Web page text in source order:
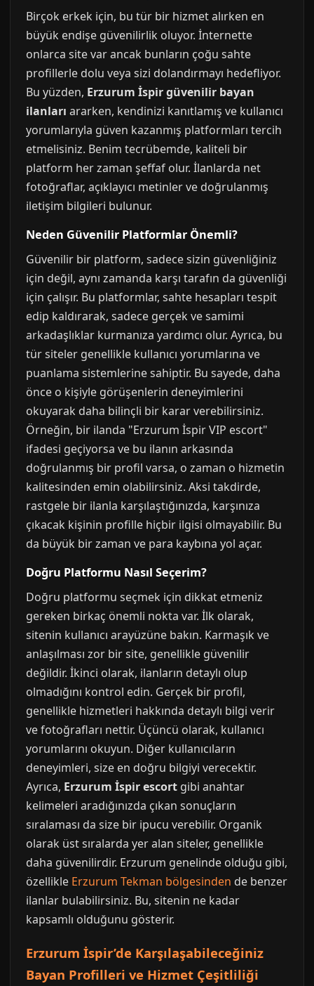
Birçok erkek için, bu tür bir hizmet alırken en
büyük endişe güvenilirlik oluyor. İnternette
onlarca site var ancak bunların çoğu sahte
profillerle dolu veya sizi dolandırmayı hedefliyor.
Bu yüzden, Erzurum İspir güvenilir bayan
ilanları ararken, kendinizi kanıtlamış ve kullanıcı
yorumlarıyla güven kazanmış platformları tercih
etmelisiniz. Benim tecrübemde, kaliteli bir
platform her zaman şeffaf olur. İlanlarda net
fotoğraflar, açıklayıcı metinler ve doğrulanmış
iletişim bilgileri bulunur.
Neden Güvenilir Platformlar Önemli?
Güvenilir bir platform, sadece sizin güvenliğiniz
için değil, aynı zamanda karşı tarafın da güvenliği
için çalışır. Bu platformlar, sahte hesapları tespit
edip kaldırarak, sadece gerçek ve samimi
arkadaşlıklar kurmanıza yardımcı olur. Ayrıca, bu
tür siteler genellikle kullanıcı yorumlarına ve
puanlama sistemlerine sahiptir. Bu sayede, daha
önce o kişiyle görüşenlerin deneyimlerini
okuyarak daha bilinçli bir karar verebilirsiniz.
Örneğin, bir ilanda "Erzurum İspir VIP escort"
ifadesi geçiyorsa ve bu ilanın arkasında
doğrulanmış bir profil varsa, o zaman o hizmetin
kalitesinden emin olabilirsiniz. Aksi takdirde,
rastgele bir ilanla karşılaştığınızda, karşınıza
çıkacak kişinin profille hiçbir ilgisi olmayabilir. Bu
da büyük bir zaman ve para kaybına yol açar.
Doğru Platformu Nasıl Seçerim?
Doğru platformu seçmek için dikkat etmeniz
gereken birkaç önemli nokta var. İlk olarak,
sitenin kullanıcı arayüzüne bakın. Karmaşık ve
anlaşılması zor bir site, genellikle güvenilir
değildir. İkinci olarak, ilanların detaylı olup
olmadığını kontrol edin. Gerçek bir profil,
genellikle hizmetleri hakkında detaylı bilgi verir
ve fotoğrafları nettir. Üçüncü olarak, kullanıcı
yorumlarını okuyun. Diğer kullanıcıların
deneyimleri, size en doğru bilgiyi verecektir.
Ayrıca, Erzurum İspir escort gibi anahtar
kelimeleri aradığınızda çıkan sonuçların
sıralaması da size bir ipucu verebilir. Organik
olarak üst sıralarda yer alan siteler, genellikle
daha güvenilirdir. Erzurum genelinde olduğu gibi,
özellikle Erzurum Tekman bölgesinden de benzer
ilanlar bulabilirsiniz. Bu, sitenin ne kadar
kapsamlı olduğunu gösterir.
Erzurum İspir’de Karşılaşabileceğiniz
Bayan Profilleri ve Hizmet Çeşitliliği